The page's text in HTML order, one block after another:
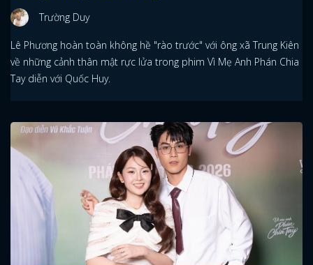
Trường Duy
Lê Phương hoàn toàn không hề "rào trước" với ông xã Trung Kiên
về những cảnh thân mật rực lửa trong phim Vì Mẹ Anh Phán Chia
Tay diễn với Quốc Huy.